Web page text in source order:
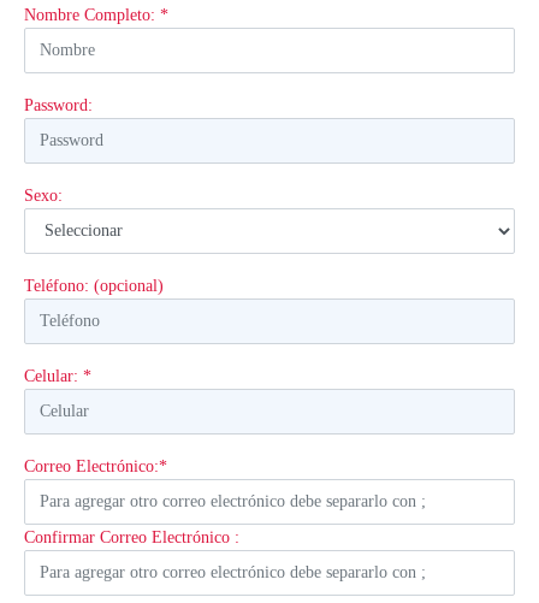
Nombre Completo: *
Password:
Sexo:
Teléfono: (opcional)
Celular: *
Correo Electrónico:*
Confirmar Correo Electrónico :